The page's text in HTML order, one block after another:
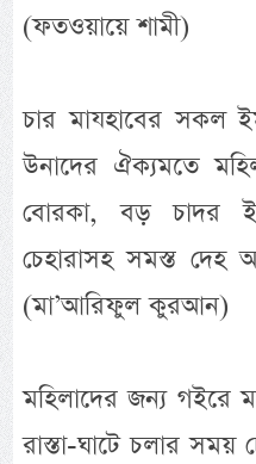
(ফতওয়ায়ে শামী)
চার মাযহাবের সকল
উনাদের ঐক্যমতে
বোরকা, বড় চাদর
চেহারাসহ সমস্ত দেহ
(মা’আরিফুল কুরআন)
মহিলাদের জন্য গইরে
রাস্তা-ঘাটে চলার সময়